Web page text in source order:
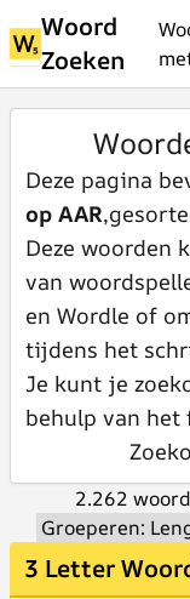
Woord
Zoeken
Deze pagina
op AAR
Deze woorden
van
en Wordle of
tijdens het
Je kunt je
behulp van het
2.262
3 Letter